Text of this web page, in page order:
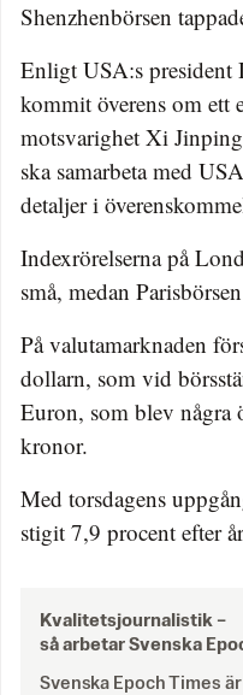
Shenzhenbörsen
Enligt USA:s president
kommit överens om ett
motsvarighet Xi
ska samarbeta med
detaljer i
Indexrörelserna på
små, medan
På valutamarknaden
dollarn, som vid
Euron, som blev några
kronor.
Med torsdagens
stigit 7,9 procent efter
Kvalitetsjournalistik –
så arbetar Svenska
Svenska Epoch Times